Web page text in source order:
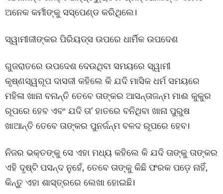
ଅନେକ କର୍ମୀଙ୍କୁ ସସ୍ପେଣ୍ଡ କରିଥିଲେ।
ସ୍ୱାମୀଜୀଙ୍କର ପିରିୟଡ୍ସ ଉପରେ ଧାର୍ମିକ ଉପଦେଶ
ଗୁଜରାତରେ ଉପଦେଶ ଦେଉଥିବା ସମୟରେ ସ୍ୱାମୀ
କୃଷ୍ଣସ୍ୱରୂପ ଦାସଜୀ କହିଲେ କି ଯଦି ମାସିକ ଧର୍ମ ସମୟରେ
ମହିଳା ଖାନା ବନାନ୍ତି ତେବେ ତାଙ୍କର ଆସନ୍ତାଜନ୍ମ ମାଈ କୁକୁର
ରୂପରେ ହେବ ଏବଂ ଯଦି ତା’ ହାତରେ ବନିଥିବା ଖାନା ପୁରୁଷ
ଖାଆନ୍ତି ତେବେ ତାଙ୍କର ପୁନର୍ଜନ୍ମ ବଳଦ ରୂପରେ ହେବ।
ନିଜର ଭକ୍ତଙ୍କୁ ସେ ଏହା ମଧ୍ୟ କହିଲେ କି ଯଦି ତାଙ୍କୁ ତାଙ୍କର
ଏହି ଦୃଷ୍ଟି ପସନ୍ଦ ନୁହେଁ, ତେବେ ତାଙ୍କୁ କିଛି ଫରକ ପଡ଼େ ନାହିଁ,
କିନ୍ତୁ ଏହା ଶାସ୍ତ୍ରରେ ଲେଖା ହୋଇଛି।